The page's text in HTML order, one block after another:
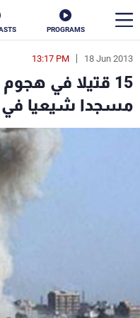
PROGRAMS
18 Jun 2013
13:17 PM
15 قتيلا في
مسجدا شيعيا في
en
الأخبار
سياسة
جدول البرامج